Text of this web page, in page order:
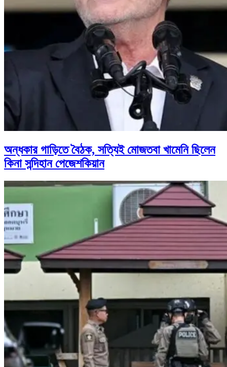
অন্ধকার গাড়িতে বৈঠক, সত্যিই মোজতবা খামেনি ছিলেন
কিনা সন্দিহান পেজেশকিয়ান